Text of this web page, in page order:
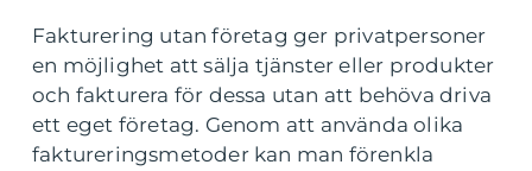
Fakturering utan företag ger privatpersoner
en möjlighet att sälja tjänster eller produkter
och fakturera för dessa utan att behöva driva
ett eget företag. Genom att använda olika
faktureringsmetoder kan man förenkla